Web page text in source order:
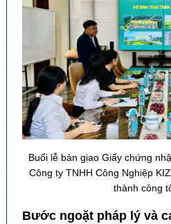
Buổi lễ bàn giao Giấy chứng
Công ty TNHH Công Nghiệp
thành công
Bước ngoặt pháp lý và